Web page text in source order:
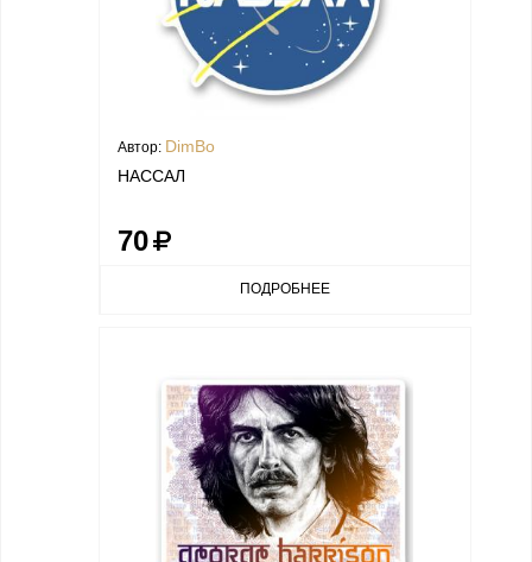
Автор: DimBo
НАССАЛ
70
ПОДРОБНЕЕ